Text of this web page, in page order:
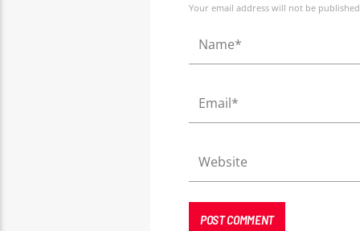
Your email address will not be